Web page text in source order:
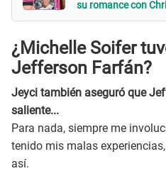
su romance con
¿Michelle Soifer
Jefferson Farfán?
Jeyci también aseguró que
saliente...
Para nada, siempre me
tenido mis malas
así.